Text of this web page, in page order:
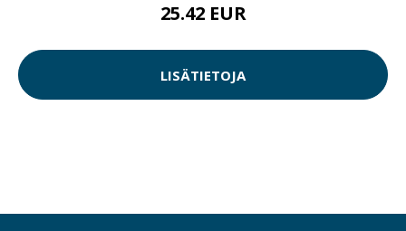
25.42 EUR
LISÄTIETOJA